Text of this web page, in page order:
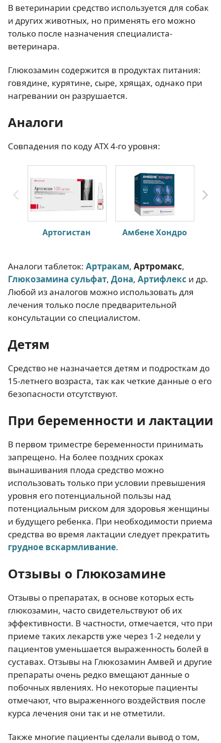
В ветеринарии средство используется для собак
и других животных, но применять его можно
только после назначения специалиста-
ветеринара.
Глюкозамин содержится в продуктах питания:
говядине, курятине, сыре, хрящах, однако при
нагревании он разрушается.
Аналоги
Совпадения по коду АТХ 4-го уровня:
Артогистан Амбене Хондро
Аналоги таблеток: Артракам, Артромакс,
Глюкозамина сульфат, Дона, Артифлекс и др.
Любой из аналогов можно использовать для
лечения только после предварительной
консультации со специалистом.
Детям
Средство не назначается детям и подросткам до
15-летнего возраста, так как четкие данные о его
безопасности отсутствуют.
При беременности и лактации
В первом триместре беременности принимать
запрещено. На более поздних сроках
вынашивания плода средство можно
использовать только при условии превышения
уровня его потенциальной пользы над
потенциальным риском для здоровья женщины
и будущего ребенка. При необходимости приема
средства во время лактации следует прекратить
грудное вскармливание.
Отзывы о Глюкозамине
Отзывы о препаратах, в основе которых есть
глюкозамин, часто свидетельствуют об их
эффективности. В частности, отмечается, что при
приеме таких лекарств уже через 1-2 недели у
пациентов уменьшается выраженность болей в
суставах. Отзывы на Глюкозамин Амвей и другие
препараты очень редко вмещают данные о
побочных явлениях. Но некоторые пациенты
отмечают, что выраженного воздействия после
курса лечения они так и не отметили.
Также многие пациенты сделали вывод о том,